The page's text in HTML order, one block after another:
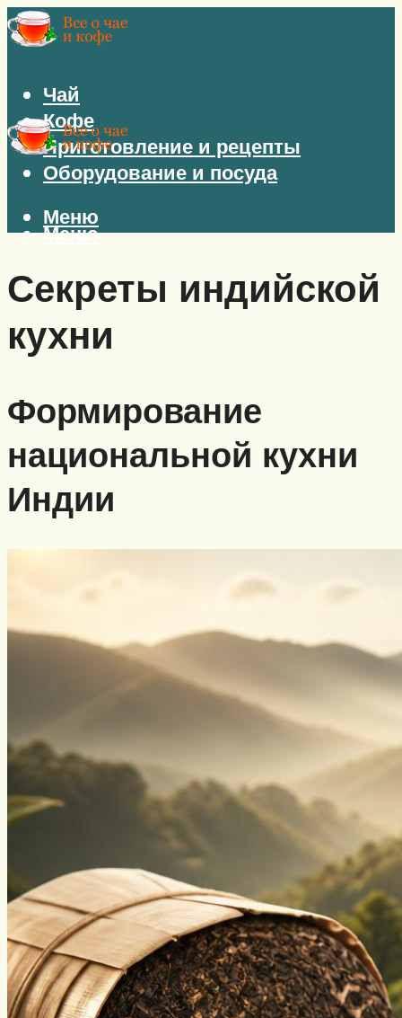
Чай
Кофе
Приготовление и рецепты
Оборудование и посуда
Меню
Меню
Секреты индийской
кухни
Формирование
национальной кухни
Индии